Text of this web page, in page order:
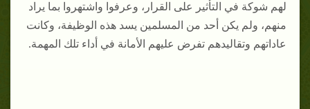
لهم شوكة في التأثير على القرار، وعرفوا واشتهروا بما يراد
منهم، ولم يكن أحد من المسلمين يسد هذه الوظيفة، وكانت
عاداتهم وتقاليدهم تفرض عليهم الأمانة في أداء تلك المهمة.